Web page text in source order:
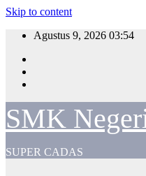
Skip to content
Agustus 9, 2026 03:54
SMK
SUPER CADAS